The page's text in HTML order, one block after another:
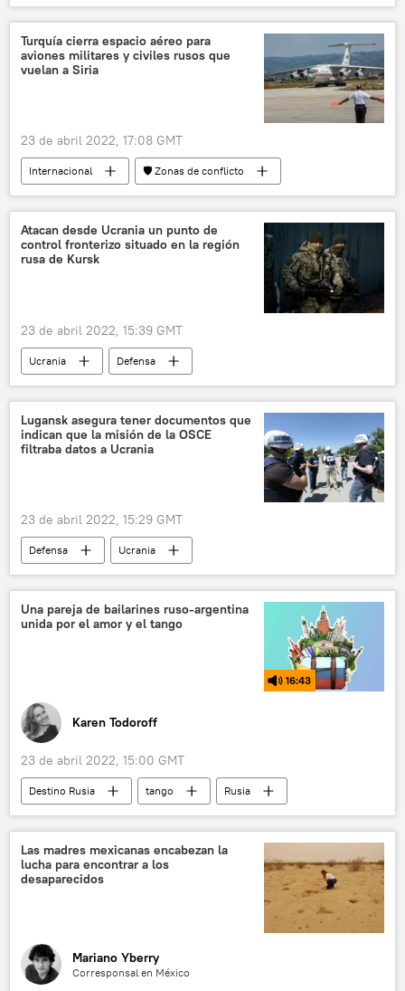
📰 Operación rusa de desmilitarización y desnazificación de Ucrania
Rusia
🛡️ Zonas de conflicto
Turquía cierra espacio aéreo para
aviones militares y civiles rusos que
vuelan a Siria
23 de abril 2022, 17:08 GMT
Internacional
🛡️ Zonas de conflicto
Siria
Turquía
Rusia
Mevlut Cavusoglu
Guerra civil de Siria
Atacan desde Ucrania un punto de
control fronterizo situado en la región
rusa de Kursk
23 de abril 2022, 15:39 GMT
Ucrania
Defensa
📰 Operación rusa de desmilitarización y desnazificación de Ucrania
Rusia
Kursk
🛡️ Zonas de conflicto
🌍 Europa
Lugansk asegura tener documentos que
indican que la misión de la OSCE
filtraba datos a Ucrania
23 de abril 2022, 15:29 GMT
Defensa
Ucrania
📰 Operación rusa de desmilitarización y desnazificación de Ucrania
🌍 Europa
Misión Especial de Observación de la OSCE
Una pareja de bailarines ruso-argentina
unida por el amor y el tango
16:43
Karen Todoroff
23 de abril 2022, 15:00 GMT
Destino Rusia tango
Rusia
Argentina
Las madres mexicanas encabezan la
lucha para encontrar a los
desaparecidos
Mariano Yberry
Corresponsal en México